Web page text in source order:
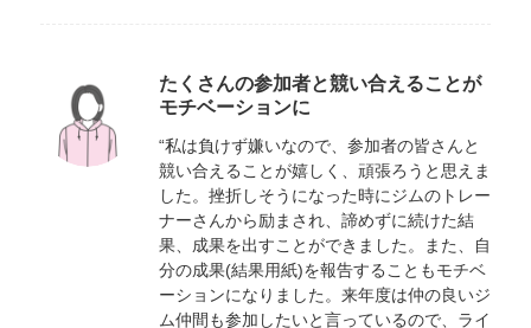
たくさんの参加者と競い合えることが
モチベーションに
“私は負けず嫌いなので、参加者の皆さんと
競い合えることが嬉しく、頑張ろうと思えま
した。挫折しそうになった時にジムのトレー
ナーさんから励まされ、諦めずに続けた結
果、成果を出すことができました。また、自
分の成果(結果用紙)を報告することもモチベ
ーションになりました。来年度は仲の良いジ
ム仲間も参加したいと言っているので、ライ